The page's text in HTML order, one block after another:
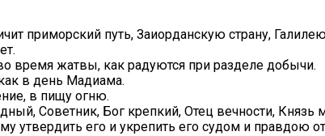
приморский путь, Заиорданскую страну,
время жатвы, как радуются при разделе добычи.
в день Мадиама.
в пищу огню.
Советник, Бог крепкий, Отец вечности, Князь
утвердить его и укрепить его судом и правдою